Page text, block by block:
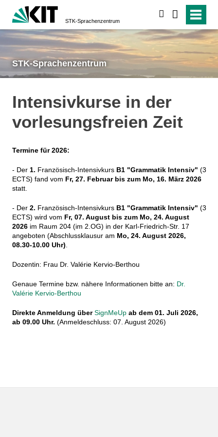
STK-Sprachenzentrum
STK-Sprachenzentrum
Intensivkurse in der
vorlesungsfreien Zeit
Termine für 2026:
- Der 1. Französisch-Intensivkurs B1 "Grammatik Intensiv" (3
ECTS) fand vom Fr, 27. Februar bis zum Mo, 16. März 2026
statt.
- Der 2. Französisch-Intensivkurs B1 "Grammatik Intensiv" (3
ECTS) wird vom Fr, 07. August bis zum Mo, 24. August
2026im Raum 204 (im 2.OG) in der Karl-Friedrich-Str. 17
angeboten (Abschlussklausur am Mo, 24. August 2026,
08.30-10.00 Uhr).
Dozentin: Frau Dr. Valérie Kervio-Berthou
Genaue Termine bzw. nähere Informationen bitte an: Dr.
Valérie Kervio-Berthou
Direkte Anmeldung überSignMeUpab dem 01. Juli 2026,
ab 09.00 Uhr. (Anmeldeschluss: 07. August 2026)